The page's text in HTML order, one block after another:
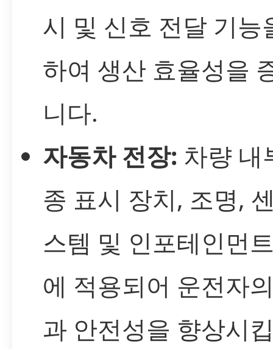
시 및 신호 전달 기능
하여 생산 효율성을
니다.
자동차 전장: 차량 내
종 표시 장치, 조명,
스템 및 인포테인먼
에 적용되어 운전자
과 안전성을 향상시